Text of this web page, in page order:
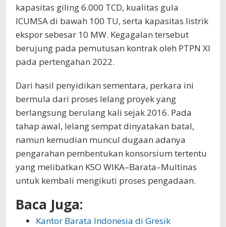
kapasitas giling 6.000 TCD, kualitas gula
ICUMSA di bawah 100 TU, serta kapasitas listrik
ekspor sebesar 10 MW. Kegagalan tersebut
berujung pada pemutusan kontrak oleh PTPN XI
pada pertengahan 2022.
Dari hasil penyidikan sementara, perkara ini
bermula dari proses lelang proyek yang
berlangsung berulang kali sejak 2016. Pada
tahap awal, lelang sempat dinyatakan batal,
namun kemudian muncul dugaan adanya
pengarahan pembentukan konsorsium tertentu
yang melibatkan KSO WIKA–Barata–Multinas
untuk kembali mengikuti proses pengadaan.
Baca Juga:
Kantor Barata Indonesia di Gresik